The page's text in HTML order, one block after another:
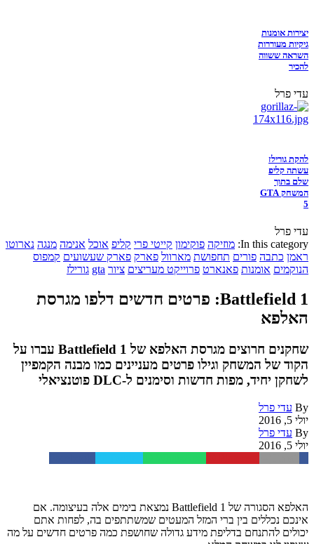
יצירות אומנות
גיקיות מעוררות
השראה ששווה
להכיר
עדי פרל
להקת גורילז
עשתה קליפ
שלם בתוך
המשחק GTA
5
עדי פרל
In this category: מוזיקה פוקימון קייטי פרי קליפ אוכל אנימה מנגה נארוטו
ראמן כתבה פורים תחפושת מארוול פארק פארק שעשועים קמפוס
הנוקמים אומנות פאנארט פרוייקט מעריצים ציור gta גורילז
Battlefield 1: פרטים חדשים דלפו מגרסת
האלפא
שחקנים חרוצים מגרסת האלפא של Battlefield 1 עברו על
הקוד של המשחק וגילו פרטים מעניינים כמו מבנה הקמפיין
לשחקן יחיד, מפות חדשות וסימנים ל-DLC פוטנציאלי
By עדי פרל
יולי 5, 2016
By עדי פרל
יולי 5, 2016
האלפא הסגורה של Battlefield 1 נמצאת בימים אלה בעיצומה. אם
אינכם נכללים בין ברי המזל המעטים שמשתתפים בה, לפחות אתם
יכולים להתנחם בדליפת מידע גדולה שחושפת כמה פרטים חדשים על מה